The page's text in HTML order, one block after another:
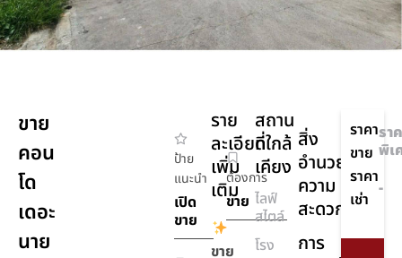
ขาย
คอน
โด
เดอะ
นาย
ป้าย
แนะนำ
เปิด
ขาย
ต้องการ
ขาย
ราย
ละเอียด
เพิ่ม
เติม
ขาย
สถาน
ที่ใกล้
เคียง
ไลฟ์
สไตล์
โรง
สิ่ง
อำนวย
ความ
สะดวก
การ
ราคา
ขาย
รา
พิเ
ราคา
เช่า
-